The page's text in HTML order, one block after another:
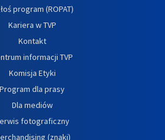
program (ROPAT)
Kariera w TVP
Kontakt
informacji TVP
Komisja Etyki
Program dla prasy
Dla mediów
fotograficzny
(znaki)